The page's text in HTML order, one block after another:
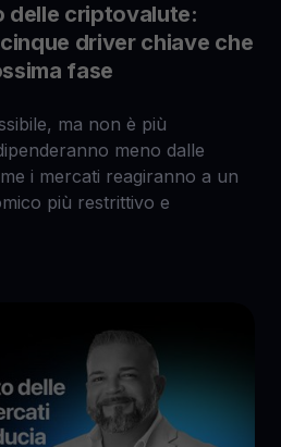
delle criptovalute:
driver chiave che
fase
ma non è più
meno dalle
i mercati reagiranno a un
più restrittivo e